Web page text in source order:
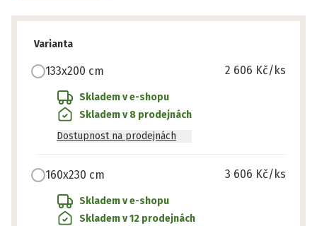
Varianta
133x200 cm 2 606 Kč/ks
Skladem v e-shopu
Skladem v 8 prodejnách
Dostupnost na prodejnách
160x230 cm 3 606 Kč/ks
Skladem v e-shopu
Skladem v 12 prodejnách